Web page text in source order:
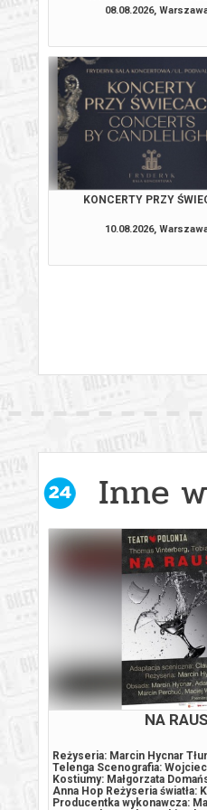
Warszawa
Warszawa
Warszawa
Warszawa
Warszawa
Warszawa
Warszawa
Warszawa
Warszawa
Warszawa
Warszawa
Warszawa
Warszawa
08.08.2026,
KONCERTY PRZY
10.08.2026,
Inne
NA
Reżyseria: Marcin Hycnar
Telenga Scenografia:
Kostiumy: Małgorzata
Anna Hop Reżyseria światła:
Producentka wykonawcza: